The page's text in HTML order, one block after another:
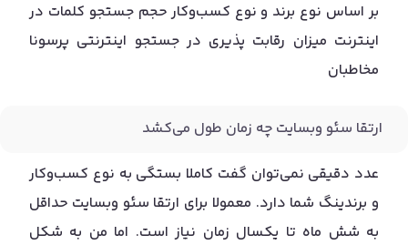
بر اساس نوع برند و نوع کسب‌وکار حجم جستجو کلمات در
اینترنت میزان رقابت پذیری در جستجو اینترنتی پرسونا
مخاطبان
ارتقا سئو وبسایت چه زمان طول می‌کشد
عدد دقیقی نمی‌توان گفت کاملا بستگی به نوع کسب‌وکار
و برندینگ شما دارد. معمولا برای ارتقا سئو وبسایت حداقل
به شش ماه تا یکسال زمان نیاز است. اما من به شکل